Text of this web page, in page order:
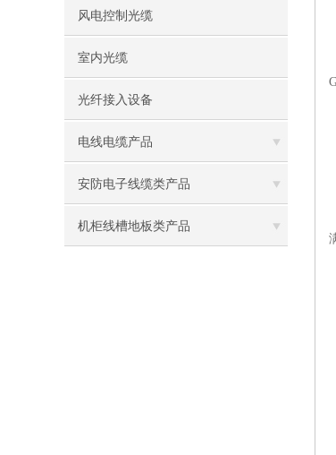
风电控制光缆
室内光缆
光纤接入设备
电线电缆产品
安防电子线缆类产品
机柜线槽地板类产品